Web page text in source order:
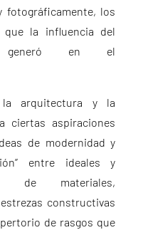
fotográficamente, los
que la influencia del
generó en el
arquitectura y la
ciertas aspiraciones
de modernidad y
entre ideales y
de materiales,
constructivas
de rasgos que